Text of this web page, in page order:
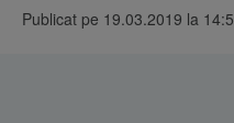
Publicat pe 19.03.2019 la